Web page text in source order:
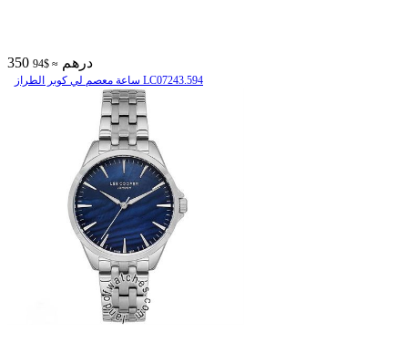
350 درهم ≈ $94
ساعة معصم لي كوبر الطراز LC07243.594